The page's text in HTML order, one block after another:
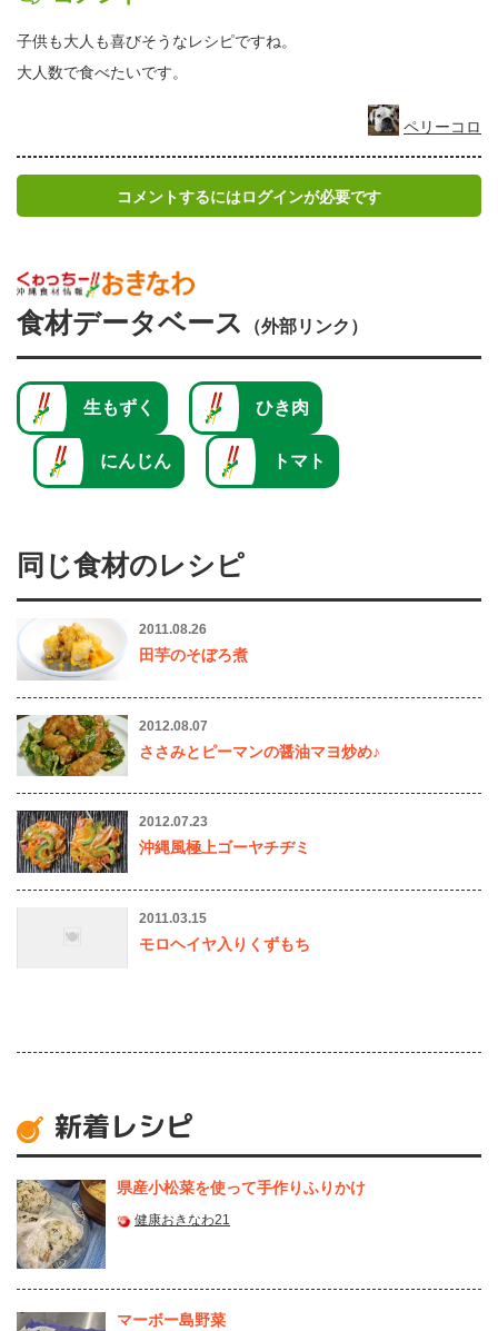
子供も大人も喜びそうなレシピですね。
大人数で食べたいです。
ペリーコロ
コメントするにはログインが必要です
食材データベース （外部リンク）
生もずく ひき肉
にんじん トマト
同じ食材のレシピ
2011.08.26
田芋のそぼろ煮
2012.08.07
ささみとピーマンの醤油マヨ炒め♪
2012.07.23
沖縄風極上ゴーヤチヂミ
2011.03.15
モロヘイヤ入りくずもち
新着レシピ
県産⼩松菜を使って⼿作りふりかけ
健康おきなわ21
マーボー島野菜